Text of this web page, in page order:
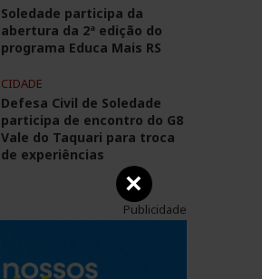
Soledade participa da
abertura da 2ª edição do
programa Educa Mais RS
CIDADE
Defesa Civil de Soledade
participa de encontro do G8
Vale do Taquari para troca
de experiências
Publicidade
×